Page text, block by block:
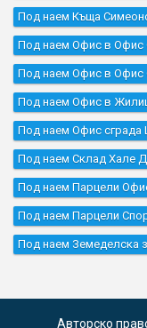
Под наем Къщa
Под наем Офис в Офис
Под наем Офис в Офис
Под наем Офис в
Под наем Офис сграда
Под наем Склад Хале
Под наем Парцели
Под наем Парцели
Под наем Земеделска
Авторско